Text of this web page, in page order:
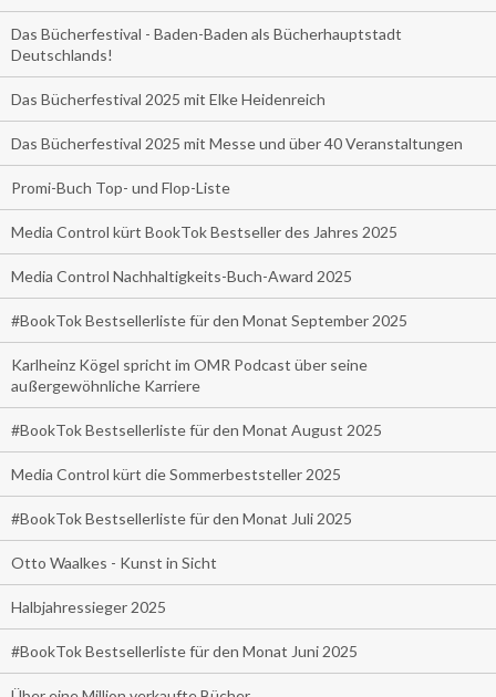
Das Bücherfestival - Baden-Baden als Bücherhauptstadt
Deutschlands!
Das Bücherfestival 2025 mit Elke Heidenreich
Das Bücherfestival 2025 mit Messe und über 40 Veranstaltungen
Promi-Buch Top- und Flop-Liste
Media Control kürt BookTok Bestseller des Jahres 2025
Media Control Nachhaltigkeits-Buch-Award 2025
#BookTok Bestsellerliste für den Monat September 2025
Karlheinz Kögel spricht im OMR Podcast über seine
außergewöhnliche Karriere
#BookTok Bestsellerliste für den Monat August 2025
Media Control kürt die Sommerbeststeller 2025
#BookTok Bestsellerliste für den Monat Juli 2025
Otto Waalkes - Kunst in Sicht
Halbjahressieger 2025
#BookTok Bestsellerliste für den Monat Juni 2025